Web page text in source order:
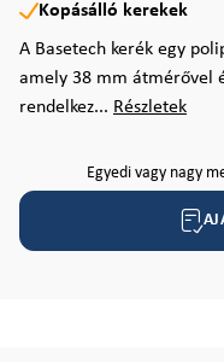
Kopásálló kerekek
A Basetech kerék egy
amely 38 mm átmérővel
rendelkez... Részletek
Egyedi vagy nagy